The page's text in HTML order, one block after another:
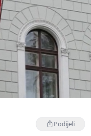
Podijeli